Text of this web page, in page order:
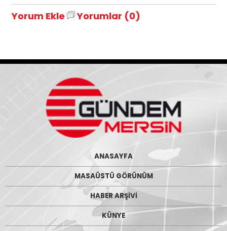
Yorum Ekle Yorumlar (0)
ANASAYFA
MASAÜSTÜ GÖRÜNÜM
HABER ARŞİVİ
KÜNYE